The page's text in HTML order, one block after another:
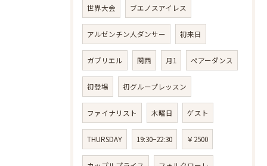
世界大会 ブエノスアイレス
アルゼンチン人ダンサー 初来日
ガブリエル 関西 月1 ペアーダンス
初登場 初グループレッスン
ファイナリスト 木曜日 ゲスト
THURSDAY 19:30−22:30 ￥2500